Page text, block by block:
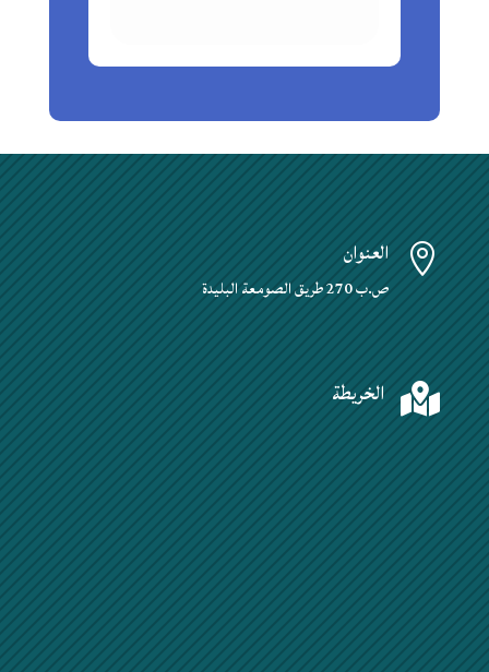
 العنوان
ص.ب 270 طريق الصومعة البليدة
 الخريطة